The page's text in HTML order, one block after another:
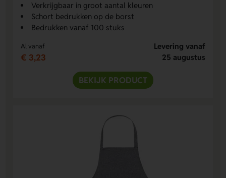
Verkrijgbaar in groot aantal kleuren
Schort bedrukken op de borst
Bedrukken vanaf 100 stuks
Al vanaf
€ 3,23
Levering vanaf
25 augustus
BEKIJK PRODUCT